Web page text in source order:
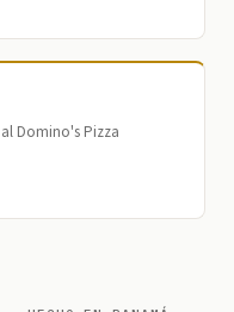
Domino's Pizza